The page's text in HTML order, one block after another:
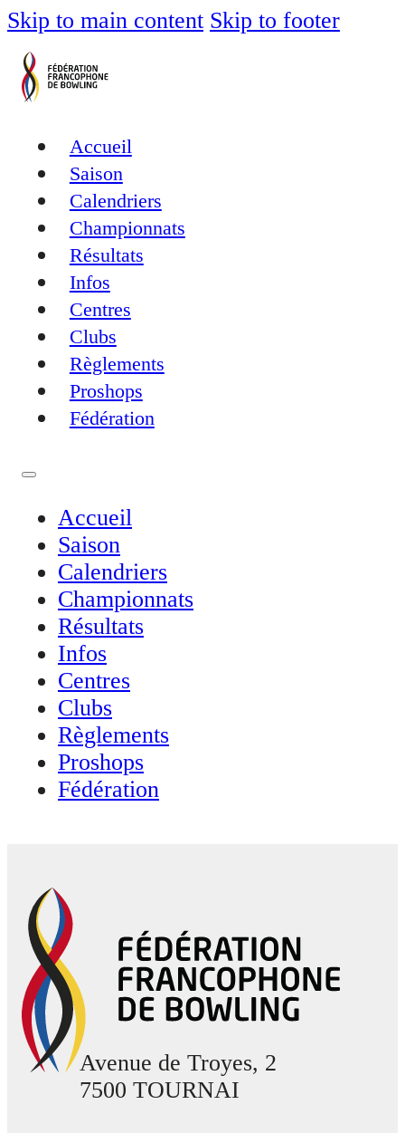
Skip to main content Skip to footer
Accueil
Saison
Calendriers
Championnats
Résultats
Infos
Centres
Clubs
Règlements
Proshops
Fédération
Accueil
Saison
Calendriers
Championnats
Résultats
Infos
Centres
Clubs
Règlements
Proshops
Fédération
Avenue de Troyes, 2
7500 TOURNAI